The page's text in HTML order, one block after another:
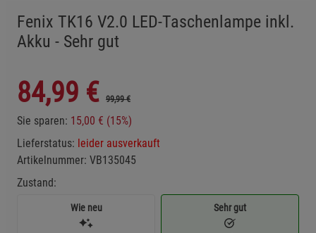
Fenix TK16 V2.0 LED-Taschenlampe inkl.
Akku - Sehr gut
84,99 € 99,99 €
Sie sparen: 15,00 € (15%)
Lieferstatus: leider ausverkauft
Artikelnummer: VB135045
Zustand:
Wie neu Sehr gut